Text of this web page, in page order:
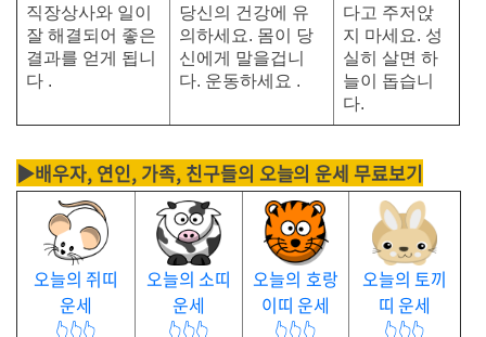
직장상사와 일이
잘 해결되어 좋은
결과를 얻게 됩니
다 .
당신의 건강에 유
의하세요. 몸이 당
신에게 말을겁니
다. 운동하세요 .
다고 주저앉
지 마세요. 성
실히 살면 하
늘이 돕습니
다.
▶배우자, 연인, 가족, 친구들의 오늘의 운세 무료보기
오늘의 쥐띠
운세
👆👆👆
오늘의 소띠
운세
👆👆👆
오늘의 호랑
이띠 운세
👆👆👆
오늘의 토끼
띠 운세
👆👆👆